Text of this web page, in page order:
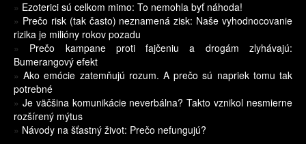
» Ezoterici sú celkom mimo: To nemohla byť náhoda!
» Prečo risk (tak často) neznamená zisk: Naše vyhodnocovanie
rizika je milióny rokov pozadu
» Prečo kampane proti fajčeniu a drogám zlyhávajú:
Bumerangový efekt
»Ako emócie zatemňujú rozum. A prečo sú napriek tomu tak
potrebné
» Je väčšina komunikácie neverbálna? Takto vznikol nesmierne
rozšírený mýtus
» Návody na šťastný život: Prečo nefungujú?